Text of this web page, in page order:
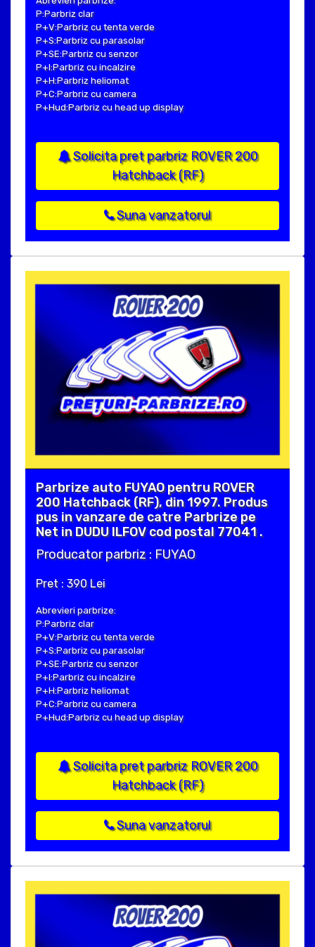
P:Parbriz clar
P+V:Parbriz cu tenta verde
P+S:Parbriz cu parasolar
P+SE:Parbriz cu senzor
P+I:Parbriz cu incalzire
P+H:Parbriz heliomat
P+C:Parbriz cu camera
P+Hud:Parbriz cu head up display
Solicita pret parbriz ROVER 200
Hatchback (RF)
Suna vanzatorul
Parbrize auto FUYAO pentru ROVER
200 Hatchback (RF), din 1997. Produs
pus in vanzare de catre Parbrize pe
Net in DUDU ILFOV cod postal 77041 .
Producator parbriz : FUYAO
Pret : 390 Lei
Abrevieri parbrize:
P:Parbriz clar
P+V:Parbriz cu tenta verde
P+S:Parbriz cu parasolar
P+SE:Parbriz cu senzor
P+I:Parbriz cu incalzire
P+H:Parbriz heliomat
P+C:Parbriz cu camera
P+Hud:Parbriz cu head up display
Solicita pret parbriz ROVER 200
Hatchback (RF)
Suna vanzatorul